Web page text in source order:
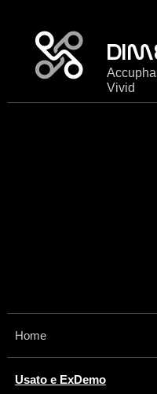
Vivid
Home
Usato e ExDemo